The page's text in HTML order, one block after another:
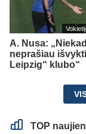
A. Nusa:
neprašiau
Leipzig“ klubo“
TOP